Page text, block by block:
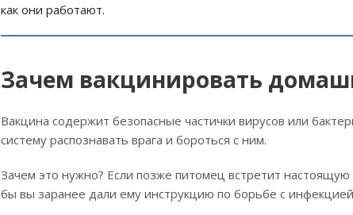
как они работают.
Зачем вакцинировать
Вакцина содержит безопасные частички вирусов или
систему распознавать врага и бороться с ним.
Зачем это нужно? Если позже питомец встретит
бы вы заранее дали ему инструкцию по борьбе с